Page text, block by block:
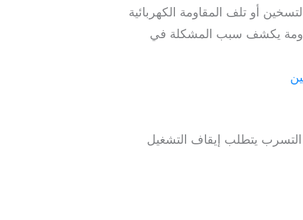
أو تلف المقاومة الكهربائية
يكشف سبب المشكلة في
يتطلب إيقاف التشغيل